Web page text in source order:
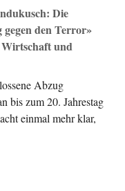
Die
gegen den Terror»
Wirtschaft und
Abzug
bis zum 20. Jahrestag
einmal mehr klar,